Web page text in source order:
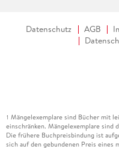
Datenschutz AGB
1 Mängelexemplare sind Bücher mit
einschränken. Mängelexemplare sind
Die frühere Buchpreisbindung ist
sich auf den gebundenen Preis eines